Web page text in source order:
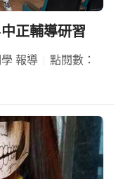
正輔導研習
報導
點閱數：